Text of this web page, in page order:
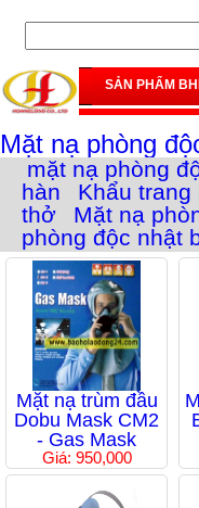
SẢN PHẨM
Mặt nạ phòng
mặt nạ phòng
hàn
Khẩu trang
thở
Mặt nạ
phòng độc nhật
Mặt nạ trùm đầu
Dobu Mask CM2
- Gas Mask
Giá: 950,000